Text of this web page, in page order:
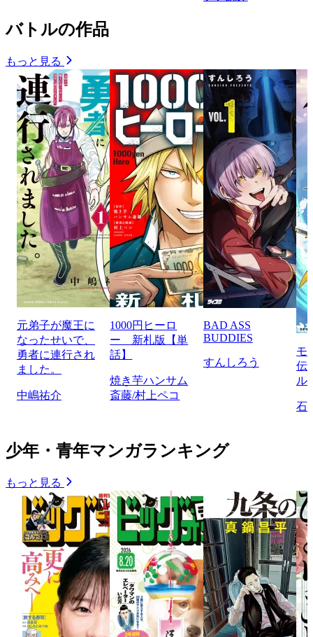
バトルの作品
もっと見る
元弟子が魔王に
なったせいで、
勇者に連行され
ました。
中嶋祐介
1000円ヒーロ
ー 新札版【単
話】
焼き芋ハンサム
斎藤/村上ペコ
BAD ASS
BUDDIES
すんしろう
モ
伝
ル
石
少年・青年マンガランキング
もっと見る